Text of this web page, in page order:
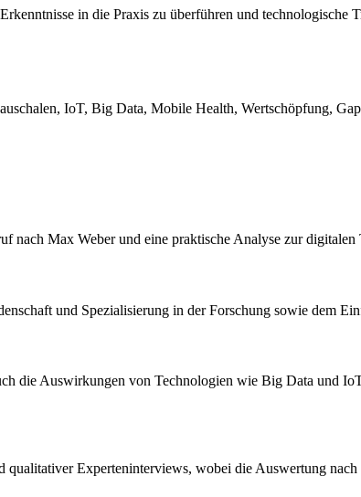
in die Praxis zu überführen und technologische
IoT, Big Data, Mobile Health, Wertschöpfung,
nach Max Weber und eine praktische Analyse zur
und Spezialisierung in der Forschung sowie dem
die Auswirkungen von Technologien wie Big Data und
Experteninterviews, wobei die Auswertung